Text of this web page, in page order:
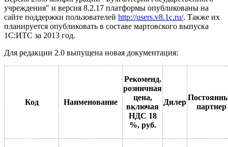
учреждения" и версия 8.2.17 платформы опубликованы на
сайте поддержки пользователей http://users.v8.1c.ru/. Также их
планируется опубликовать в составе мартовского выпуска
1С:ИТС за 2013 год.
Для редакции 2.0 выпущена новая документация:
Код Наименование
Рекоменд.
розничная
цена,
включая
НДС 18
%, руб.
Дилер
партнер